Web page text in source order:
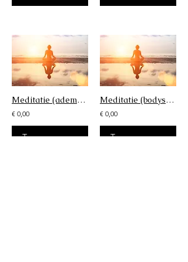
Meditatie (ademhaling)
€ 0,00
Toevoegen aan winkelwagen
Meditatie (bodyscan)
€ 0,00
Toevoegen aan